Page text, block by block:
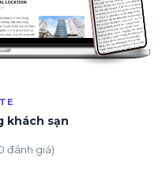
khách sạn
đánh giá)